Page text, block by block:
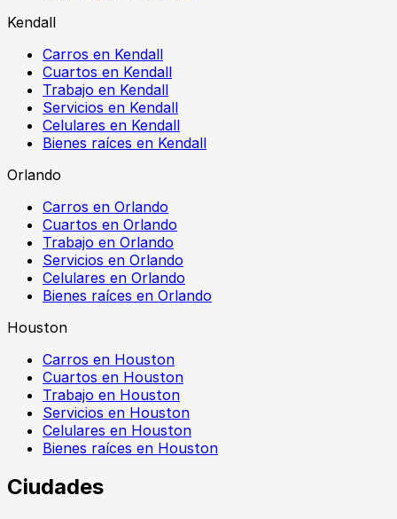
Kendall
Carros en Kendall
Cuartos en Kendall
Trabajo en Kendall
Servicios en Kendall
Celulares en Kendall
Bienes raíces en Kendall
Orlando
Carros en Orlando
Cuartos en Orlando
Trabajo en Orlando
Servicios en Orlando
Celulares en Orlando
Bienes raíces en Orlando
Houston
Carros en Houston
Cuartos en Houston
Trabajo en Houston
Servicios en Houston
Celulares en Houston
Bienes raíces en Houston
Ciudades